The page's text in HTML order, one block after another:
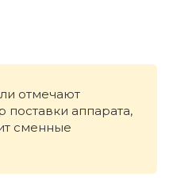
отмечают
аппарата,
сменные